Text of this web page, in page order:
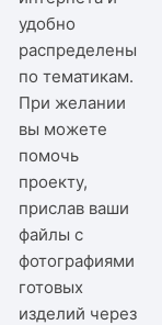
удобно
распределены
по тематикам.
При желании
вы можете
помочь
проекту,
прислав ваши
файлы с
фотографиями
готовых
изделий через